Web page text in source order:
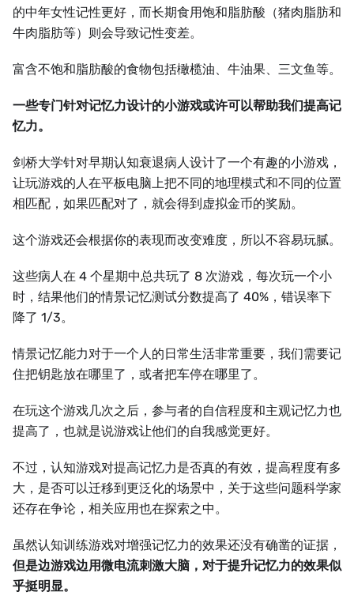
的中年女性记性更好，而长期食用饱和脂肪酸（猪肉脂肪和
牛肉脂肪等）则会导致记性变差。
富含不饱和脂肪酸的食物包括橄榄油、牛油果、三文鱼等。
一些专门针对记忆力设计的小游戏或许可以帮助我们提高记
忆力。
剑桥大学针对早期认知衰退病人设计了一个有趣的小游戏，
让玩游戏的人在平板电脑上把不同的地理模式和不同的位置
相匹配，如果匹配对了，就会得到虚拟金币的奖励。
这个游戏还会根据你的表现而改变难度，所以不容易玩腻。
这些病人在 4 个星期中总共玩了 8 次游戏，每次玩一个小
时，结果他们的情景记忆测试分数提高了 40%，错误率下
降了 1/3。
情景记忆能力对于一个人的日常生活非常重要，我们需要记
住把钥匙放在哪里了，或者把车停在哪里了。
在玩这个游戏几次之后，参与者的自信程度和主观记忆力也
提高了，也就是说游戏让他们的自我感觉更好。
不过，认知游戏对提高记忆力是否真的有效，提高程度有多
大，是否可以迁移到更泛化的场景中，关于这些问题科学家
还存在争论，相关应用也在探索之中。
虽然认知训练游戏对增强记忆力的效果还没有确凿的证据，
但是边游戏边用微电流刺激大脑，对于提升记忆力的效果似
乎挺明显。